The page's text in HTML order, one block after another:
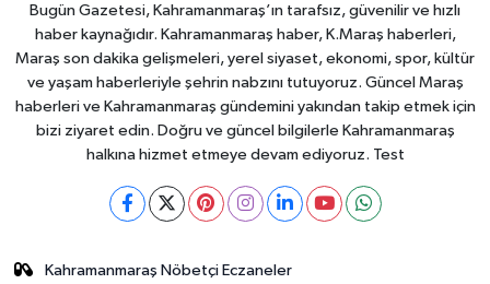
Bugün Gazetesi, Kahramanmaraş’ın tarafsız, güvenilir ve hızlı
haber kaynağıdır. Kahramanmaraş haber, K.Maraş haberleri,
Maraş son dakika gelişmeleri, yerel siyaset, ekonomi, spor, kültür
ve yaşam haberleriyle şehrin nabzını tutuyoruz. Güncel Maraş
haberleri ve Kahramanmaraş gündemini yakından takip etmek için
bizi ziyaret edin. Doğru ve güncel bilgilerle Kahramanmaraş
halkına hizmet etmeye devam ediyoruz. Test
Kahramanmaraş Nöbetçi Eczaneler